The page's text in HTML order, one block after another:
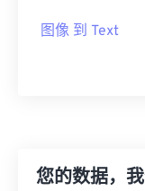
图像 到 Text
您的数据，